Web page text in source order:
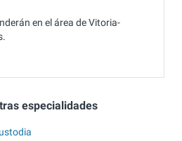
en el área de Vitoria-
especialidades